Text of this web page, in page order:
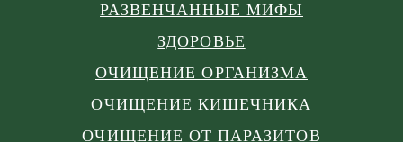
РАЗВЕНЧАННЫЕ МИФЫ
ЗДОРОВЬЕ
ОЧИЩЕНИЕ ОРГАНИЗМА
ОЧИЩЕНИЕ КИШЕЧНИКА
ОЧИЩЕНИЕ ОТ ПАРАЗИТОВ